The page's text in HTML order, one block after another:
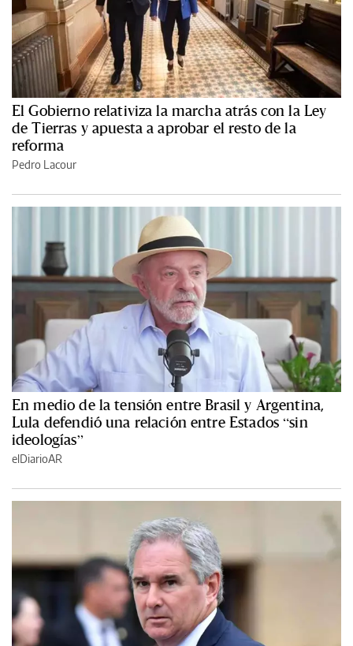
El Gobierno relativiza la marcha atrás con la Ley
de Tierras y apuesta a aprobar el resto de la
reforma
Pedro Lacour
En medio de la tensión entre Brasil y Argentina,
Lula defendió una relación entre Estados “sin
ideologías”
elDiarioAR